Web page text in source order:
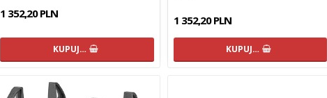
1 352,20 PLN
KUPUJ…
1 352,20 PLN
KUPUJ…